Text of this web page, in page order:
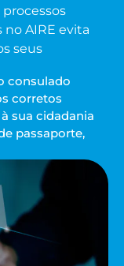
no AIRE evita
seus
consulado
corretos
sua cidadania
passaporte,